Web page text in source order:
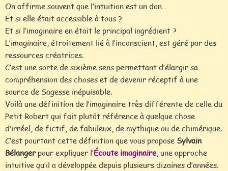
On affirme souvent que l’intuition est un don…
Et si elle était accessible à tous ?
Et si l’imaginaire en était le principal ingrédient ?
L’imaginaire, étroitement lié à l’inconscient, est géré par des
ressources créatrices.
C’est une sorte de sixième sens permettant d’élargir sa
compréhension des choses et de devenir réceptif à une
source de Sagesse inépuisable.
Voilà une définition de l’imaginaire très différente de celle du
Petit Robert qui fait plutôt référence à quelque chose
d’irréel, de fictif, de fabuleux, de mythique ou de chimérique.
C’est pourtant cette définition que vous propose Sylvain
Bélangerpour expliquer l’Écoute imaginaire, une approche
intuitive qu’il a développée depuis plusieurs dizaines d’années.